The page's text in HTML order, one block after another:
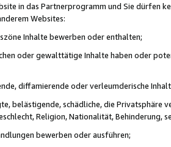
in das Partnerprogramm und Sie dürfen
Websites:
Inhalte bewerben oder enthalten;
oder gewalttätige Inhalte haben oder
diffamierende oder verleumderische
belästigende, schädliche, die Privatsphäre
Religion, Nationalität, Behinderung,
bewerben oder ausführen;